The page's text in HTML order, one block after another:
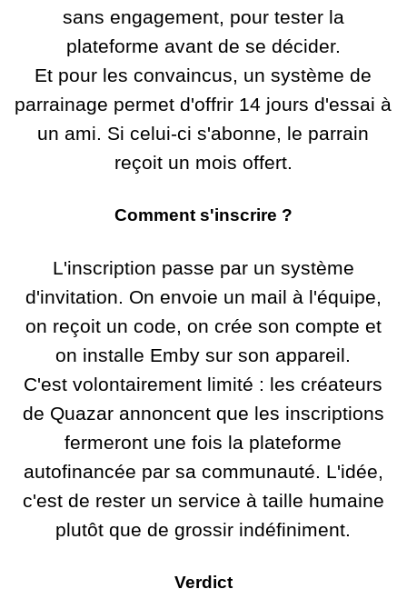
sans engagement, pour tester la
plateforme avant de se décider.
Et pour les convaincus, un système de
parrainage permet d'offrir 14 jours d'essai à
un ami. Si celui-ci s'abonne, le parrain
reçoit un mois offert.
Comment s'inscrire ?
L'inscription passe par un système
d'invitation. On envoie un mail à l'équipe,
on reçoit un code, on crée son compte et
on installe Emby sur son appareil.
C'est volontairement limité : les créateurs
de Quazar annoncent que les inscriptions
fermeront une fois la plateforme
autofinancée par sa communauté. L'idée,
c'est de rester un service à taille humaine
plutôt que de grossir indéfiniment.
Verdict